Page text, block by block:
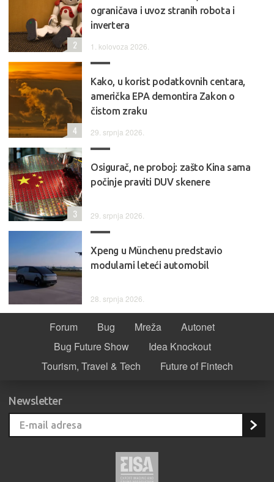
ograničava i uvoz stranih robota i
invertera
1. kolovoza 2026.
2
Kako, u korist podatkovnih centara,
američka EPA demontira Zakon o
čistom zraku
29. srpnja 2026.
4
Osigurač, ne proboj: zašto Kina sama
počinje praviti DUV skenere
29. srpnja 2026.
3
Xpeng u Münchenu predstavio
modularni leteći automobil
28. srpnja 2026.
Forum Bug Mreža
Autonet
Bug Future Show
Idea Knockout
Tourism, Travel & Tech
Future of Fintech
Newsletter